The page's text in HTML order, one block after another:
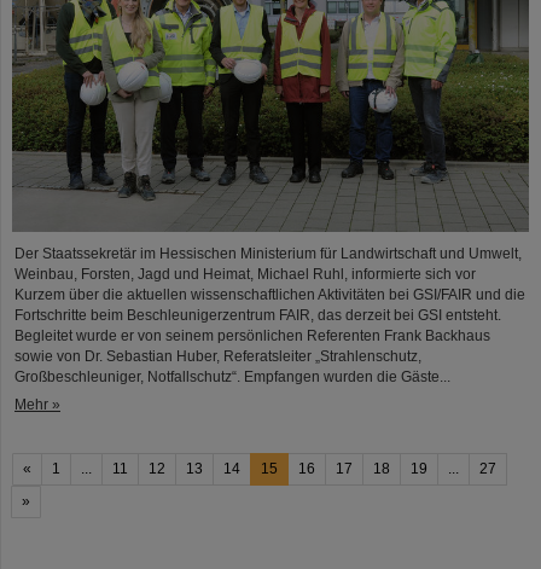
Der Staatssekretär im Hessischen Ministerium für Landwirtschaft und Umwelt,
Weinbau, Forsten, Jagd und Heimat, Michael Ruhl, informierte sich vor
Kurzem über die aktuellen wissenschaftlichen Aktivitäten bei GSI/FAIR und die
Fortschritte beim Beschleunigerzentrum FAIR, das derzeit bei GSI entsteht.
Begleitet wurde er von seinem persönlichen Referenten Frank Backhaus
sowie von Dr. Sebastian Huber, Referatsleiter „Strahlenschutz,
Großbeschleuniger, Notfallschutz“. Empfangen wurden die Gäste...
Mehr »
« 1 11 12 13 14 15 16 17 18 19
27
»